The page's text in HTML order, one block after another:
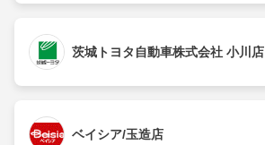
茨城トヨタ自動車株式会社 小川店
ベイシア/玉造店